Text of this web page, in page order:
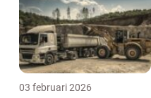
03 februari 2026